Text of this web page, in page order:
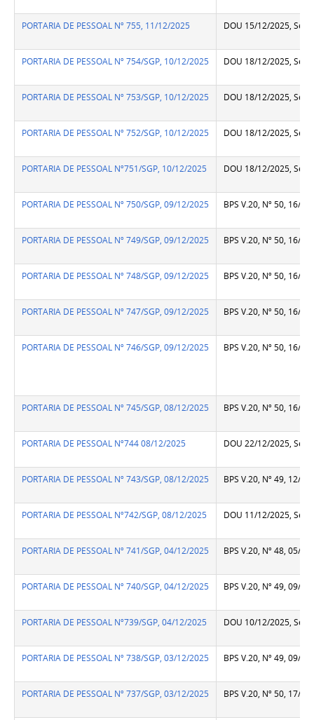
PORTARIA DE PESSOAL Nº 755, 11/12/2025 DOU 15/12/2025,
PORTARIA DE PESSOAL Nº 754/SGP, 10/12/2025 DOU 18/12/2025,
PORTARIA DE PESSOAL Nº 753/SGP, 10/12/2025 DOU 18/12/2025,
PORTARIA DE PESSOAL Nº 752/SGP, 10/12/2025 DOU 18/12/2025,
PORTARIA DE PESSOAL Nº751/SGP, 10/12/2025 DOU 18/12/2025,
PORTARIA DE PESSOAL Nº 750/SGP, 09/12/2025 BPS V.20, Nº 50, 16/
PORTARIA DE PESSOAL Nº 749/SGP, 09/12/2025 BPS V.20, Nº 50, 16/
PORTARIA DE PESSOAL Nº 748/SGP, 09/12/2025 BPS V.20, Nº 50, 16/
PORTARIA DE PESSOAL Nº 747/SGP, 09/12/2025 BPS V.20, Nº 50, 16/
PORTARIA DE PESSOAL Nº 746/SGP, 09/12/2025 BPS V.20, Nº 50, 16/
PORTARIA DE PESSOAL Nº 745/SGP, 08/12/2025 BPS V.20, Nº 50, 16/
PORTARIA DE PESSOAL Nº744 08/12/2025 DOU 22/12/2025,
PORTARIA DE PESSOAL Nº 743/SGP, 08/12/2025 BPS V.20, Nº 49, 12/
PORTARIA DE PESSOAL Nº742/SGP, 08/12/2025 DOU 11/12/2025,
PORTARIA DE PESSOAL Nº 741/SGP, 04/12/2025 BPS V.20, Nº 48, 05/
PORTARIA DE PESSOAL Nº 740/SGP, 04/12/2025 BPS V.20, Nº 49, 09/
PORTARIA DE PESSOAL Nº739/SGP, 04/12/2025 DOU 10/12/2025,
PORTARIA DE PESSOAL Nº 738/SGP, 03/12/2025 BPS V.20, Nº 49, 09/
PORTARIA DE PESSOAL Nº 737/SGP, 03/12/2025 BPS V.20, Nº 50, 17/